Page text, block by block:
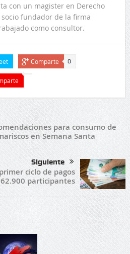
con un magister en Derecho
fundador de la firma
como consultor.
Comparte 0
para consumo de
en Semana Santa
Siguiente
ciclo de pagos
participantes